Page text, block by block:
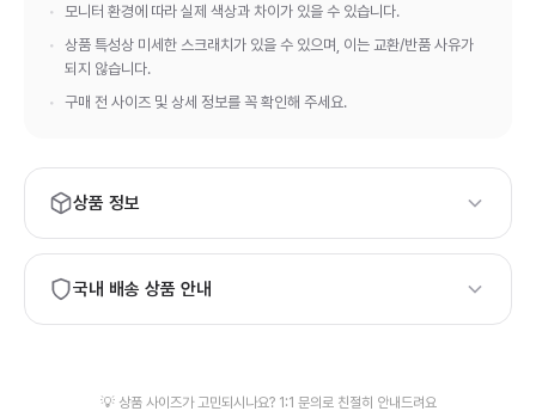
모니터 환경에 따라 실제 색상과 차이가 있을 수 있습니다.
상품 특성상 미세한 스크래치가 있을 수 있으며, 이는 교환/반품 사유가
되지 않습니다.
구매 전 사이즈 및 상세 정보를 꼭 확인해 주세요.
상품 정보
브랜드:Hermes
국내 배송 상품 안내
발송 물류창고가 상이하여 신속한 배송을 위해 검수 사진이 제공
💡 상품 사이즈가 고민되시나요? 1:1 문의로 친절히 안내드려요